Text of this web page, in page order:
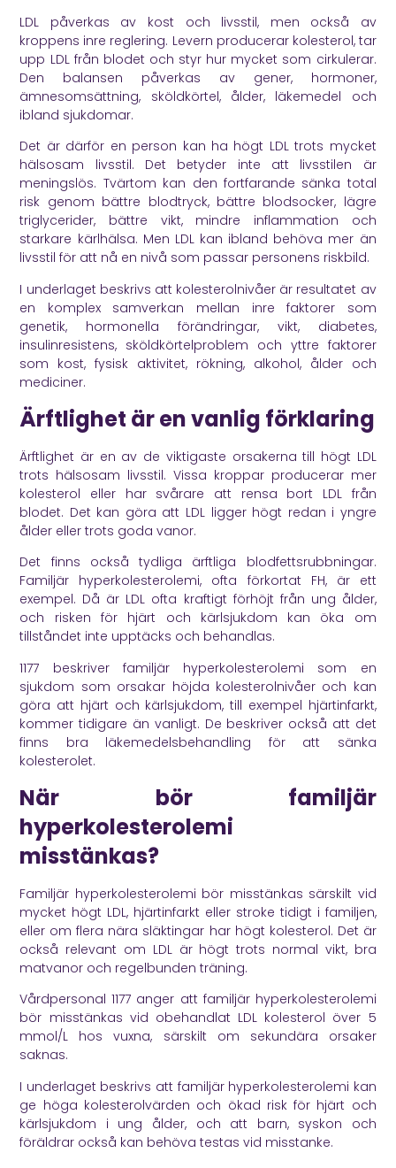
LDL påverkas av kost och livsstil, men också av
kroppens inre reglering. Levern producerar kolesterol, tar
upp LDL från blodet och styr hur mycket som cirkulerar.
Den balansen påverkas av gener, hormoner,
ämnesomsättning, sköldkörtel, ålder, läkemedel och
ibland sjukdomar.
Det är därför en person kan ha högt LDL trots mycket
hälsosam livsstil. Det betyder inte att livsstilen är
meningslös. Tvärtom kan den fortfarande sänka total
risk genom bättre blodtryck, bättre blodsocker, lägre
triglycerider, bättre vikt, mindre inflammation och
starkare kärlhälsa. Men LDL kan ibland behöva mer än
livsstil för att nå en nivå som passar personens riskbild.
I underlaget beskrivs att kolesterolnivåer är resultatet av
en komplex samverkan mellan inre faktorer som
genetik, hormonella förändringar, vikt, diabetes,
insulinresistens, sköldkörtelproblem och yttre faktorer
som kost, fysisk aktivitet, rökning, alkohol, ålder och
mediciner.
Ärftlighet är en vanlig förklaring
Ärftlighet är en av de viktigaste orsakerna till högt LDL
trots hälsosam livsstil. Vissa kroppar producerar mer
kolesterol eller har svårare att rensa bort LDL från
blodet. Det kan göra att LDL ligger högt redan i yngre
ålder eller trots goda vanor.
Det finns också tydliga ärftliga blodfettsrubbningar.
Familjär hyperkolesterolemi, ofta förkortat FH, är ett
exempel. Då är LDL ofta kraftigt förhöjt från ung ålder,
och risken för hjärt och kärlsjukdom kan öka om
tillståndet inte upptäcks och behandlas.
1177 beskriver familjär hyperkolesterolemi som en
sjukdom som orsakar höjda kolesterolnivåer och kan
göra att hjärt och kärlsjukdom, till exempel hjärtinfarkt,
kommer tidigare än vanligt. De beskriver också att det
finns bra läkemedelsbehandling för att sänka
kolesterolet.
När bör familjär
hyperkolesterolemi
misstänkas?
Familjär hyperkolesterolemi bör misstänkas särskilt vid
mycket högt LDL, hjärtinfarkt eller stroke tidigt i familjen,
eller om flera nära släktingar har högt kolesterol. Det är
också relevant om LDL är högt trots normal vikt, bra
matvanor och regelbunden träning.
Vårdpersonal 1177 anger att familjär hyperkolesterolemi
bör misstänkas vid obehandlat LDL kolesterol över 5
mmol/L hos vuxna, särskilt om sekundära orsaker
saknas.
I underlaget beskrivs att familjär hyperkolesterolemi kan
ge höga kolesterolvärden och ökad risk för hjärt och
kärlsjukdom i ung ålder, och att barn, syskon och
föräldrar också kan behöva testas vid misstanke.